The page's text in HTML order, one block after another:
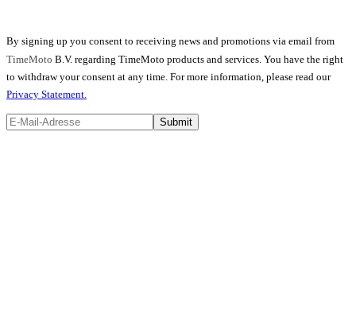
By signing up you consent to receiving news and promotions via email from
TimeMoto B.V. regarding TimeMoto products and services. You have the right
to withdraw your consent at any time. For more information, please read our
Privacy Statement.
Submit